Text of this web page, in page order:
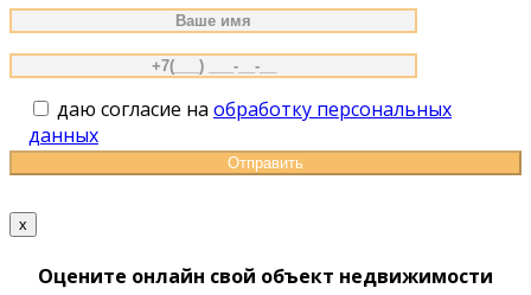
даю согласие на обработку персональных
данных
x
Оцените онлайн свой объект недвижимости